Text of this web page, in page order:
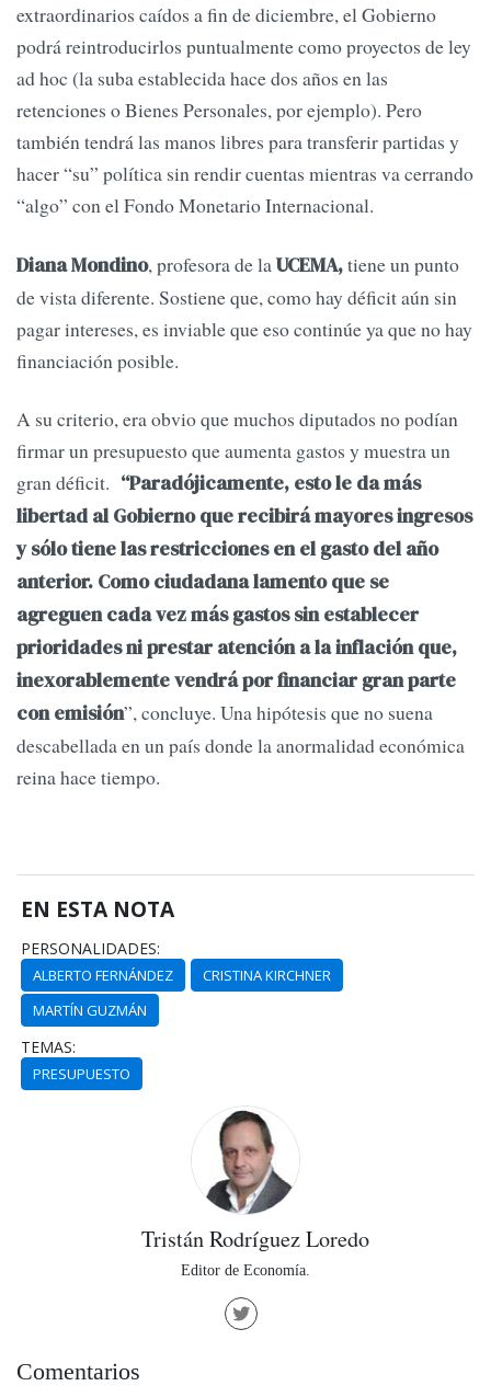
extraordinarios caídos a fin de diciembre, el Gobierno
podrá reintroducirlos puntualmente como proyectos de ley
ad hoc (la suba establecida hace dos años en las
retenciones o Bienes Personales, por ejemplo). Pero
también tendrá las manos libres para transferir partidas y
hacer “su” política sin rendir cuentas mientras va cerrando
“algo” con el Fondo Monetario Internacional.
Diana Mondino, profesora de la UCEMA,tiene un punto
de vista diferente. Sostiene que, como hay déficit aún sin
pagar intereses, es inviable que eso continúe ya que no hay
financiación posible.
A su criterio, era obvio que muchos diputados no podían
firmar un presupuesto que aumenta gastos y muestra un
gran déficit. “Paradójicamente, esto le da más
libertad al Gobierno que recibirá mayores ingresos
y sólo tiene las restricciones en el gasto del año
anterior. Como ciudadana lamento que se
agreguen cada vez más gastos sin establecer
prioridades ni prestar atención a la inflación que,
inexorablemente vendrá por financiar gran parte
con emisión”, concluye. Una hipótesis que no suena
descabellada en un país donde la anormalidad económica
reina hace tiempo.
EN ESTA NOTA
PERSONALIDADES:
ALBERTO FERNÁNDEZ
CRISTINA KIRCHNER
MARTÍN GUZMÁN
TEMAS:
PRESUPUESTO
Tristán Rodríguez Loredo
Editor de Economía.
Comentarios